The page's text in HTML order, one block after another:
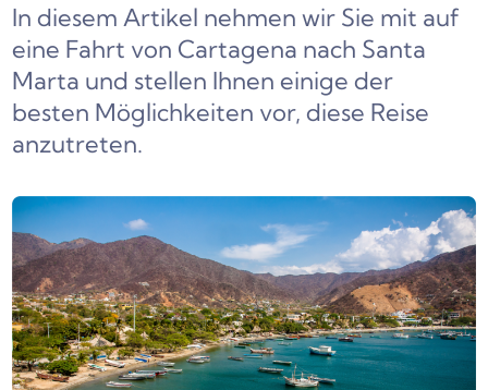
In diesem Artikel nehmen wir Sie mit auf
eine Fahrt von Cartagena nach Santa
Marta und stellen Ihnen einige der
besten Möglichkeiten vor, diese Reise
anzutreten.